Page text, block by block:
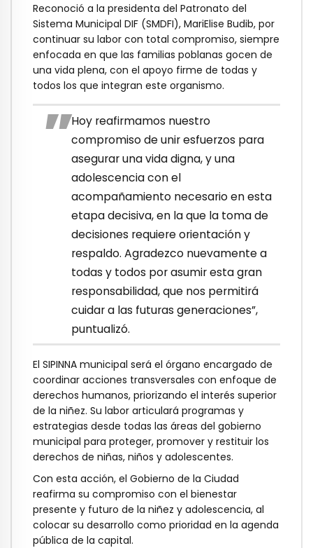
Reconoció a la presidenta del Patronato del
Sistema Municipal DIF (SMDFI), MariElise Budib, por
continuar su labor con total compromiso, siempre
enfocada en que las familias poblanas gocen de
una vida plena, con el apoyo firme de todas y
todos los que integran este organismo.
Hoy reafirmamos nuestro
compromiso de unir esfuerzos para
asegurar una vida digna, y una
adolescencia con el
acompañamiento necesario en esta
etapa decisiva, en la que la toma de
decisiones requiere orientación y
respaldo. Agradezco nuevamente a
todas y todos por asumir esta gran
responsabilidad, que nos permitirá
cuidar a las futuras generaciones”,
puntualizó.
El SIPINNA municipal será el órgano encargado de
coordinar acciones transversales con enfoque de
derechos humanos, priorizando el interés superior
de la niñez. Su labor articulará programas y
estrategias desde todas las áreas del gobierno
municipal para proteger, promover y restituir los
derechos de niñas, niños y adolescentes.
Con esta acción, el Gobierno de la Ciudad
reafirma su compromiso con el bienestar
presente y futuro de la niñez y adolescencia, al
colocar su desarrollo como prioridad en la agenda
pública de la capital.